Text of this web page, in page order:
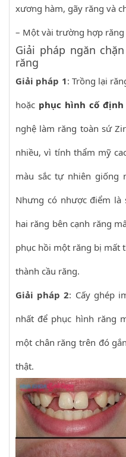
xương hàm, gãy răng và
– Một vài trường hợp
Giải pháp ngăn
răng
Giải pháp 1: Trồng lại
hoặc phục hình cố định
nghệ làm răng toàn sứ
nhiều, vì tính thẩm mỹ
màu sắc tự nhiên giống
Nhưng có nhược điểm
hai răng bên cạnh răng
phục hồi một răng bị mất
thành cầu răng.
Giải pháp 2: Cấy ghép
nhất để phục hình răng
một chân răng trên đó
thật.